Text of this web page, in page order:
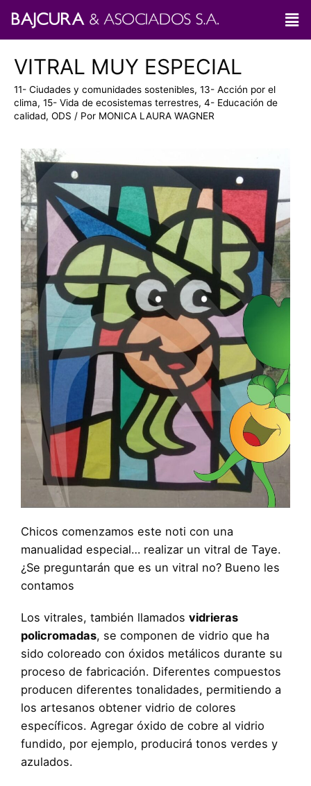
VITRAL MUY ESPECIAL
11- Ciudades y comunidades sostenibles, 13- Acción por el
clima, 15- Vida de ecosistemas terrestres, 4- Educación de
calidad, ODS / Por MONICA LAURA WAGNER
Chicos comenzamos este noti con una
manualidad especial… realizar un vitral de Taye.
¿Se preguntarán que es un vitral no? Bueno les
contamos
Los vitrales, también llamados vidrieras
policromadas, se componen de vidrio que ha
sido coloreado con óxidos metálicos durante su
proceso de fabricación. Diferentes compuestos
producen diferentes tonalidades, permitiendo a
los artesanos obtener vidrio de colores
específicos. Agregar óxido de cobre al vidrio
fundido, por ejemplo, producirá tonos verdes y
azulados.